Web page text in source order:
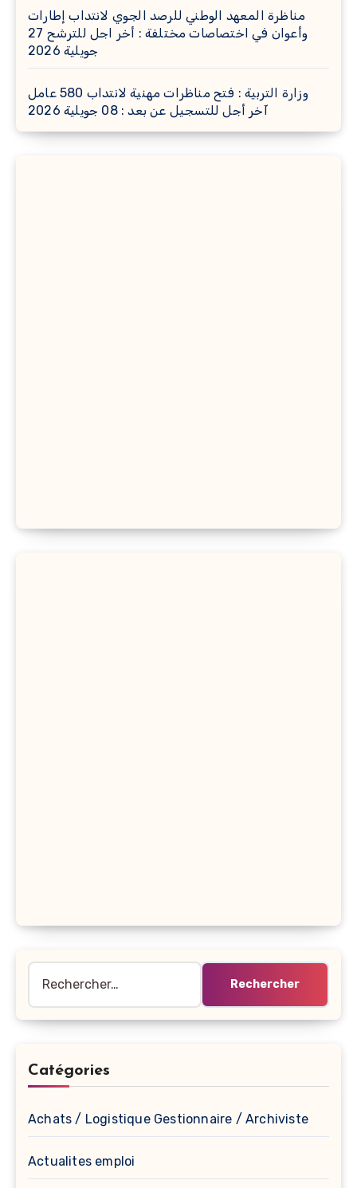
مناظرة المعهد الوطني للرصد الجوي لانتداب إطارات
وأعوان في اختصاصات مختلفة : أخر اجل للترشح 27
جويلية 2026
وزارة التربية : فتح مناظرات مهنية لانتداب 580 عامل
آخر أجل للتسجيل عن بعد : 08 جويلية 2026
Catégories
Achats / Logistique Gestionnaire / Archiviste
Actualites emploi